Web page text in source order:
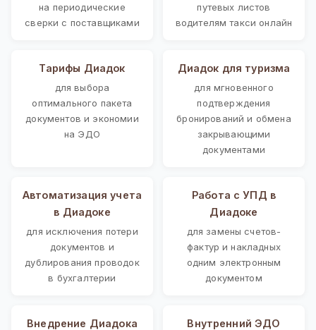
на периодические
сверки с поставщиками
путевых листов
водителям такси онлайн
Тарифы Диадок
для выбора
оптимального пакета
документов и экономии
на ЭДО
Диадок для туризма
для мгновенного
подтверждения
бронирований и обмена
закрывающими
документами
Автоматизация учета
в Диадоке
для исключения потери
документов и
дублирования проводок
в бухгалтерии
Работа с УПД в
Диадоке
для замены счетов-
фактур и накладных
одним электронным
документом
Внедрение Диадока
Внутренний ЭДО